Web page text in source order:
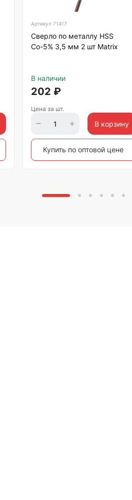
Артикул71417
Сверло по металлу HSS
Со-5% 3,5 мм 2 шт Matrix
В наличии
202 ₽
Цена за шт.
В корзину
Купить по оптовой цене